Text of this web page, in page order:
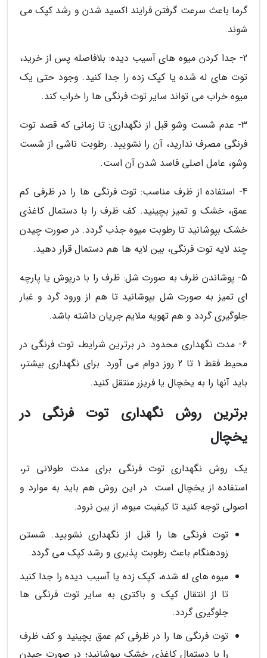
گرما باعث سرعت گرفتن فرایند اکسید شدن و رشد کپک می
شوند.
2- جدا کردن میوه های آسیب دیده: بلافاصله پس از خرید،
توت های له شده یا کپک زده را جدا کنید. وجود حتی یک
میوه خراب می تواند سایر توت فرنگی ها را خراب کند.
3- عدم شست وشو قبل از نگهداری: تا زمانی که قصد توت
فرنگی مصرف ندارید، آن را نشویید. رطوبت ناشی از شست
وشو، عامل اصلی فاسد شدن آن است.
4- استفاده از ظرف مناسب: توت فرنگی ها را در ظرفی کم
عمق، خشک و تمیز بچینید. کف ظرف را با دستمال کاغذی
خشک بپوشانید تا رطوبت میوه جذب گردد. در صورت چیدن
چند لایه توت فرنگی، بین لایه ها هم دستمال قرار دهید.
5- پوشاندن ظرف به صورت شل: ظرف را با درپوش یا پارچه
ای تمیز به صورت شل بپوشانید تا هم از ورود گرد و غبار
جلوگیری گردد و هم تهویه ملایم جریان داشته باشد.
6- مدت نگهداری محدود: در برترین شرایط، توت فرنگی در
محیط فقط 1 تا 2 روز دوام می آورد. برای نگهداری بیشتر،
باید آنها را به یخچال یا فریزر منتقل کنید.
برترین روش نگهداری توت فرنگی در
یخچال
یک روش نگهداری توت فرنگی برای مدت طولانی تر،
استفاده از یخچال است. در این روش هم باید به موارد و
اصولی توجه کنید تا کیفیت میوه، از بین نرود.
توت فرنگی ها را قبل از نگهداری نشویید. شستن
زودهنگام باعث رطوبت پذیری و رشد کپک می گردد.
میوه های له شده، کپک زده یا آسیب دیده را جدا کنید
تا از انتقال کپک و باکتری به سایر توت فرنگی ها
جلوگیری گردد.
توت فرنگی ها را در ظرفی کم عمق بچینید و کف ظرف
را با دستمال کاغذی خشک بپوشانید؛ در صورت چیدن